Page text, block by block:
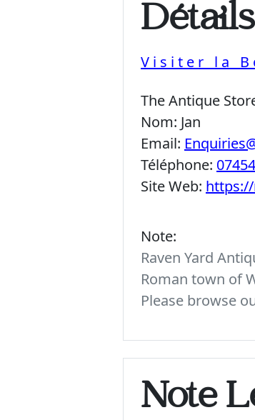
Visiter la
The Antique
Nom: Jan
Email:
Téléphone:
Site Web:
Note:
Raven Yard
Roman town of
Please browse
Note